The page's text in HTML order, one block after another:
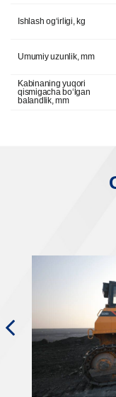
Ishlash og‘irligi, kg
Umumiy uzunlik, mm
Kabinaning yuqori
qismigacha bo‘lgan
balandlik, mm